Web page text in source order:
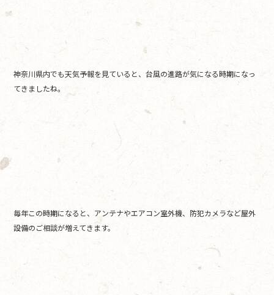
神奈川県内でも天気予報を見ていると、台風の進路が気になる時期になっ
てきましたね。
毎年この時期になると、アンテナやエアコン室外機、防犯カメラなど屋外
設備のご相談が増えてきます。